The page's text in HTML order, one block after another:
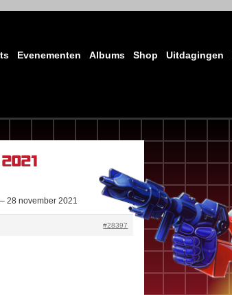
Evenementen Albums Shop Uitdagingen
28 november 2021
#28397